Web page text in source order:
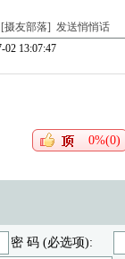
摄友部落] 发送悄悄话
13:07:47
0%(0)
密 码 (必选项):